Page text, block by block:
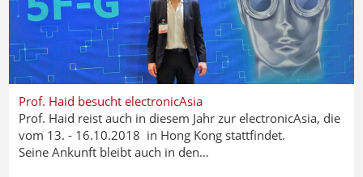
Prof. Haid besucht electronicAsia
Prof. Haid reist auch in diesem Jahr zur electronicAsia, die
vom 13. - 16.10.2018 in Hong Kong stattfindet.
Seine Ankunft bleibt auch in den…